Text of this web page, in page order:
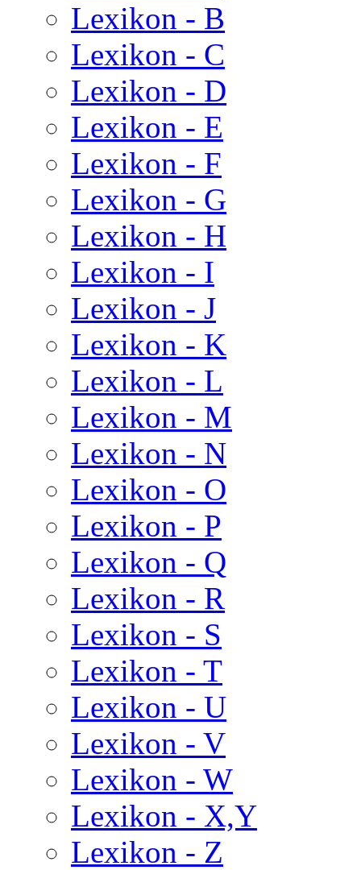
Lexikon - B
Lexikon - C
Lexikon - D
Lexikon - E
Lexikon - F
Lexikon - G
Lexikon - H
Lexikon - I
Lexikon - J
Lexikon - K
Lexikon - L
Lexikon - M
Lexikon - N
Lexikon - O
Lexikon - P
Lexikon - Q
Lexikon - R
Lexikon - S
Lexikon - T
Lexikon - U
Lexikon - V
Lexikon - W
Lexikon - X,Y
Lexikon - Z